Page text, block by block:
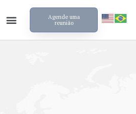
Agende uma
reunião